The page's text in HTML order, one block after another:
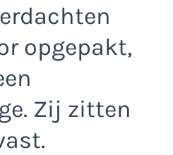
opgepakt,
Zij zitten